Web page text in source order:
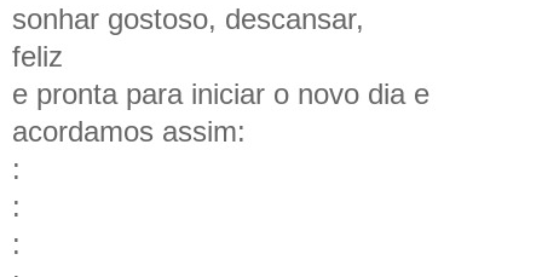
sonhar gostoso, descansar,
feliz
e pronta para iniciar o novo dia e
acordamos assim:
:
:
: